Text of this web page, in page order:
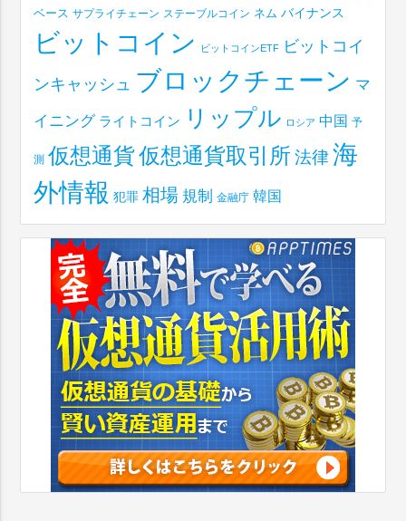
ベース サプライチェーン ステーブルコイン ネム バイナンス
ビットコイン ビットコインETF ビットコイ
ンキャッシュ ブロックチェーン マ
イニング ライトコイン リップル ロシア 中国 予
測 仮想通貨仮想通貨取引所 法律 海
外情報 犯罪 相場 規制 金融庁 韓国